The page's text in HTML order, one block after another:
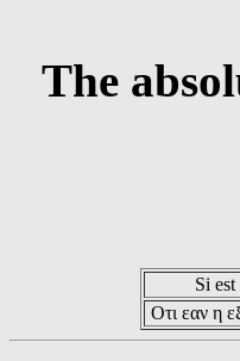
The
Si
Οτι εαν η